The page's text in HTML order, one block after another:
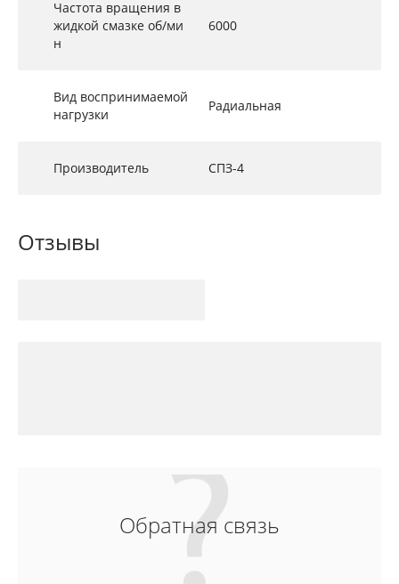
Частота вращения в
жидкой смазке об/ми
н
6000
Вид воспринимаемой
нагрузки
Радиальная
Производитель СПЗ-4
Отзывы
Обратная связь